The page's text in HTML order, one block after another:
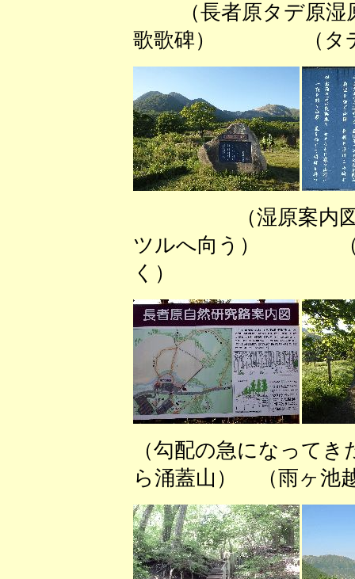
（長者原タデ原
歌歌碑） （タデ原
（湿原案
ツルへ向う） （自
く）
（勾配の急になって
ら涌蓋山） （雨ヶ池